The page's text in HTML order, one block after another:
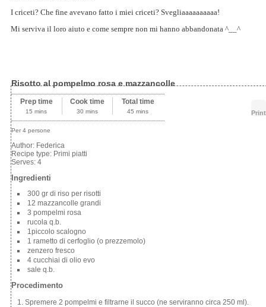
I criceti? Che fine avevano fatto i miei criceti? Svegliaaaaaaaaaa!
Mi serviva il loro aiuto e come sempre non mi hanno abbandonata ^__^
Risotto al pompelmo rosa e mazzancolle
Print
Prep time
15 mins
Cook time
30 mins
Total time
45 mins
Per 4 persone
Author: Federica
Recipe type: Primi piatti
Serves: 4
Ingredienti
300 gr di riso per risotti
12 mazzancolle grandi
3 pompelmi rosa
rucola q.b.
1piccolo scalogno
1 rametto di cerfoglio (o prezzemolo)
zenzero fresco
4 cucchiai di olio evo
sale q.b.
Procedimento
Spremere 2 pompelmi e filtrarne il succo (ne serviranno circa 250 ml).